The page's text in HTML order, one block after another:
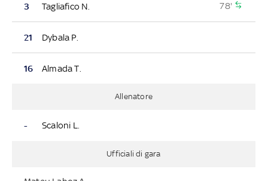
3 Tagliafico N. 78'
21 Dybala P.
16 Almada T.
Allenatore
- Scaloni L.
Ufficiali di gara